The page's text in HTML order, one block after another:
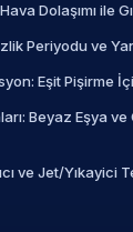
Dolaşımı ile
Periyodu ve
Eşit Pişirme
Beyaz Eşya
ve Jet/Yıkayici